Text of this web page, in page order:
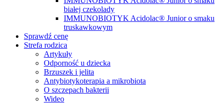
białej czekolady
IMMUNOBIOTYK Acidolac® Junior o smaku
truskawkowym
Sprawdź cenę
Strefa rodzica
Artykuły
Odporność u dziecka
Brzuszek i jelita
Antybiotykoterapia a mikrobiota
O szczepach bakterii
Wideo